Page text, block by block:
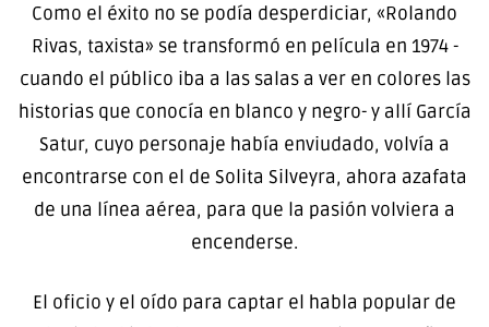
Como el éxito no se podía desperdiciar, «Rolando
Rivas, taxista» se transformó en película en 1974 -
cuando el público iba a las salas a ver en colores las
historias que conocía en blanco y negro- y allí García
Satur, cuyo personaje había enviudado, volvía a
encontrarse con el de Solita Silveyra, ahora azafata
de una línea aérea, para que la pasión volviera a
encenderse.
El oficio y el oído para captar el habla popular de